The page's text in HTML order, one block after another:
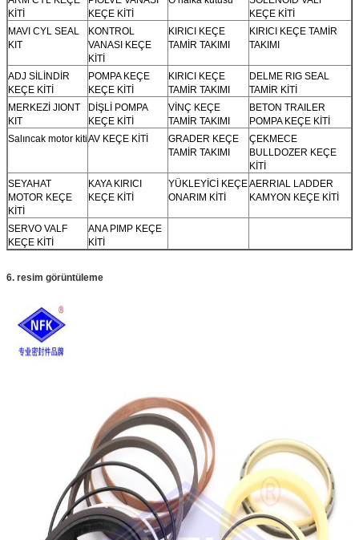
KİTİ
KEÇE KİTİ
KEÇE KİTİ
MAVI CYL SEAL
KIT
KONTROL
VANASI KEÇE
KİTİ
KIRICI KEÇE
TAMİR TAKIMI
KIRICI KEÇE TAMİR
TAKIMI
ADJ SİLİNDİR
KEÇE KİTİ
POMPA KEÇE
KEÇE KİTİ
KIRICI KEÇE
TAMİR TAKIMI
DELME RIG SEAL
TAMİR KİTİ
MERKEZİ JIONT
KIT
DİŞLİ POMPA
KEÇE KİTİ
VİNÇ KEÇE
TAMİR TAKIMI
BETON TRAILER
POMPA KEÇE KİTİ
Salıncak motor kitiAV KEÇE KİTİ
GRADER KEÇE
TAMİR TAKIMI
ÇEKMECE
BULLDOZER KEÇE
KİTİ
SEYAHAT
MOTOR KEÇE
KİTİ
KAYA KIRICI
KEÇE KİTİ
YÜKLEYİCİ KEÇE
ONARIM KİTİ
AERRIAL LADDER
KAMYON KEÇE KİTİ
SERVO VALF
KEÇE KİTİ
ANA PIMP KEÇE
KİTİ
6. resim görüntüleme